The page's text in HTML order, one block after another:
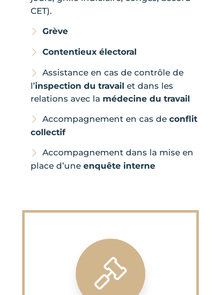
CET).
Grève
Contentieux électoral
Assistance en cas de contrôle de
l’inspection du travail et dans les
relations avec la médecine du travail
Accompagnement en cas de conflit
collectif
Accompagnement dans la mise en
place d’une enquête interne